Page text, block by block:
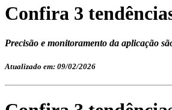
Confira 3
Precisão e monitoramento da aplicação
Atualizado em: 09/02/2026